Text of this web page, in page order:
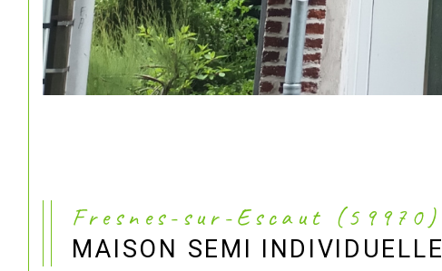
Fresnes-sur-Escaut (59970)
MAISON SEMI